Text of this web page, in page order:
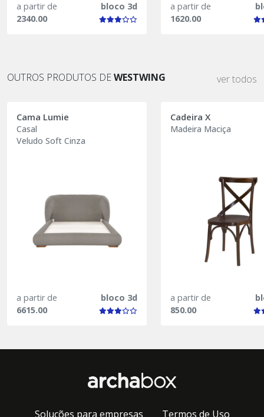
a partir de
2340.00
bloco 3d
a partir de
1620.00
OUTROS PRODUTOS DEWESTWING ver todos
Cama Lumie
Casal
Veludo Soft Cinza
a partir de
6615.00
bloco 3d
Cadeira X
Madeira Maciça
a partir de
850.00
Soluções para empresas Termos de Uso